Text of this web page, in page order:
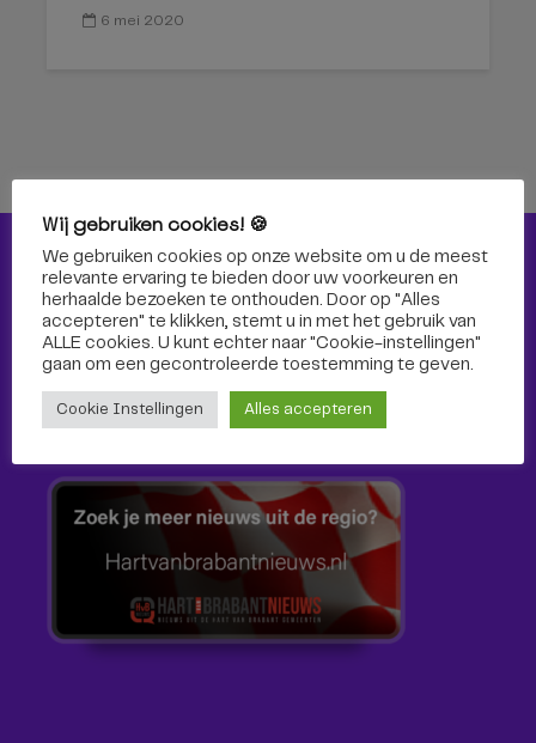
6 mei 2020
Nieuws
Nieuws
Cultuur
Sport
Wij gebruiken cookies! 🍪
We gebruiken cookies op onze website om u de meest
relevante ervaring te bieden door uw voorkeuren en
herhaalde bezoeken te onthouden. Door op "Alles
accepteren" te klikken, stemt u in met het gebruik van
ALLE cookies. U kunt echter naar "Cookie-instellingen"
gaan om een ​​gecontroleerde toestemming te geven.
Cookie Instellingen Alles accepteren